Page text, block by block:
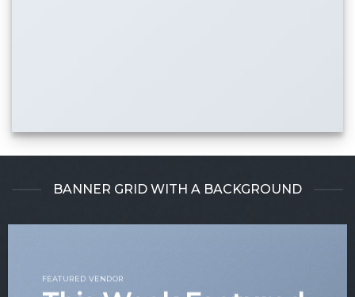
BANNER GRID WITH A BACKGROUND
FEATURED VENDOR